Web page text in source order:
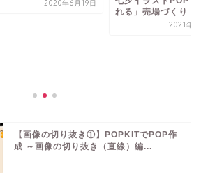
2020年6月19日
れる」売場づくり！
2021年7
【画像の切り抜き①】POPKITでPOP作
成 ～画像の切り抜き（直線）編...